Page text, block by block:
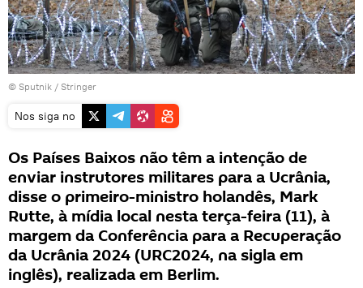
© Sputnik / Stringer
Nos siga no
Os Países Baixos não têm a intenção de
enviar instrutores militares para a Ucrânia,
disse o primeiro-ministro holandês, Mark
Rutte, à mídia local nesta terça-feira (11), à
margem da Conferência para a Recuperação
da Ucrânia 2024 (URC2024, na sigla em
inglês), realizada em Berlim.